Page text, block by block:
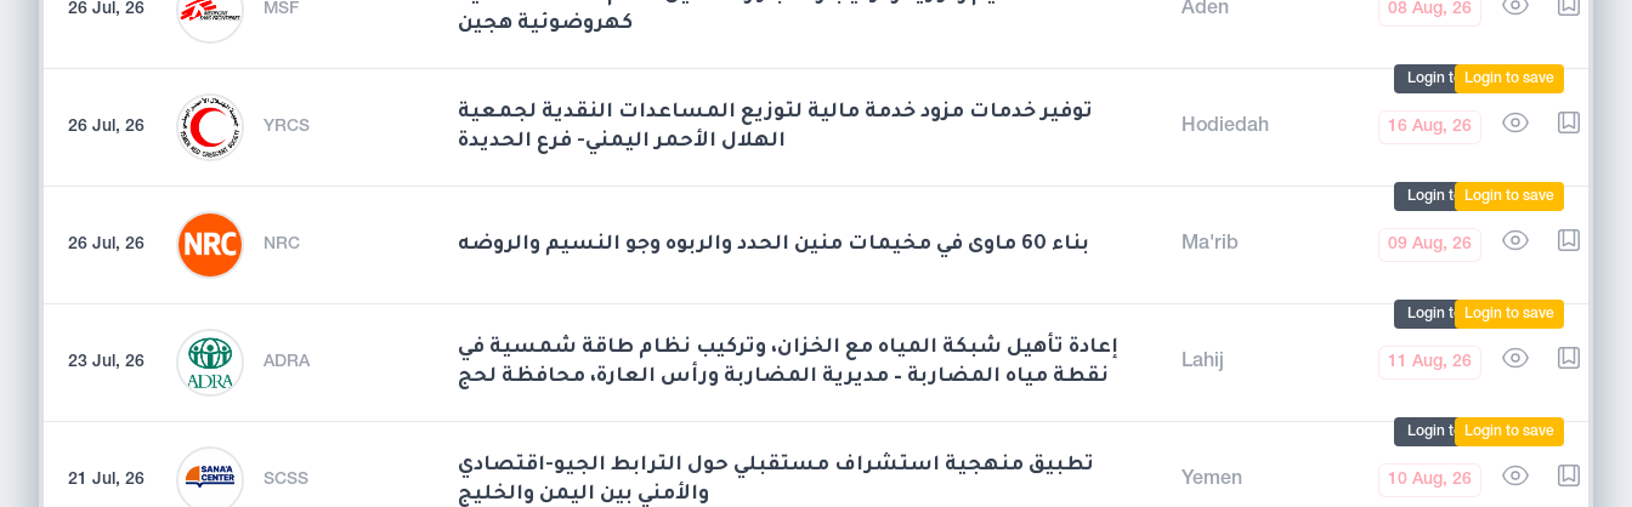
26 Jul, 26 MSF
كهروضوئية هجين
Aden 08 Aug, 26
26 Jul, 26 YRCS
توفير خدمات مزود خدمة مالية لتوزيع المساعدات النقدية لجمعية
الهلال الأحمر اليمني- فرع الحديدة
Hodiedah 16 Aug, 26
Login to markLogin to save
26 Jul, 26 NRC بناء 60 ماوى في مخيمات منين الحدد والربوه وجو النسيم والروضه Ma'rib 09 Aug, 26
Login to markLogin to save
23 Jul, 26 ADRA
إعادة تأهيل شبكة المياه مع الخزان، وتركيب نظام طاقة شمسية في
نقطة مياه المضاربة – مديرية المضاربة ورأس العارة، محافظة لحج
Lahij 11 Aug, 26
Login to markLogin to save
21 Jul, 26 SCSS
تطبيق منهجية استشراف مستقبلي حول الترابط الجيو-اقتصادي
والأمني بين اليمن والخليج
Yemen 10 Aug, 26
Login to markLogin to save